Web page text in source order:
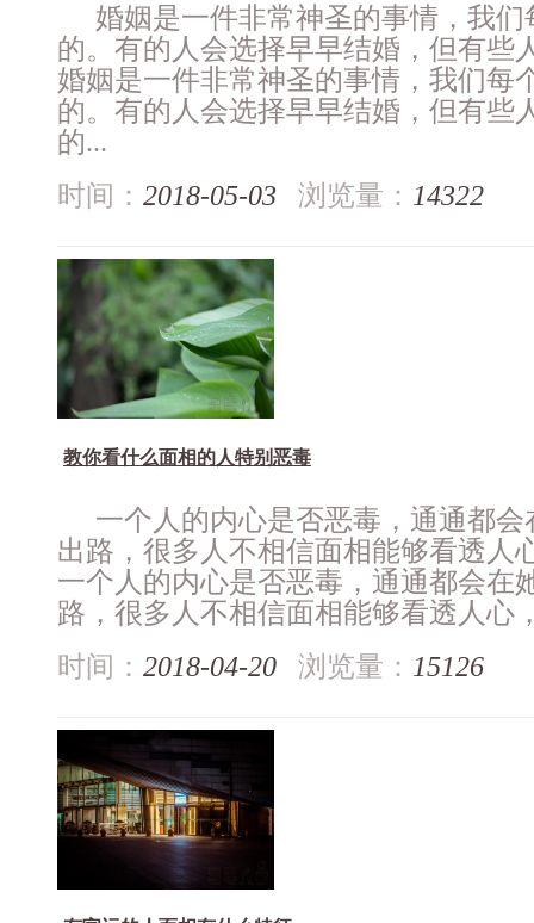
婚姻是一件非常神圣的事情，我
的。有的人会选择早早结婚，但有些
婚姻是一件非常神圣的事情，我们每
的。有的人会选择早早结婚，但有些
的...
时间： 2018-05-03 浏览量： 14322
教你看什么面相的人特别恶毒
一个人的内心是否恶毒，通通都
出路，很多人不相信面相能够看透人
一个人的内心是否恶毒，通通都会在
路，很多人不相信面相能够看透人心
时间： 2018-04-20 浏览量： 15126